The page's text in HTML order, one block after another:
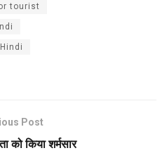
tourist
Post
को किया शर्मसार